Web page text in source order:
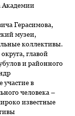
Академии
Герасимова,
музеи,
коллективы.
главой
и районного
участие в
человека –
известные